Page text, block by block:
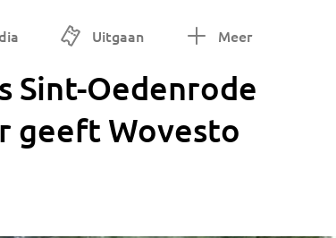
Uitgaan Meer
Sint-Oedenrode
geeft Wovesto